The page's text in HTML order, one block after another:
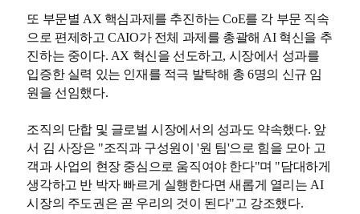
또 부문별 AX 핵심과제를 추진하는 CoE를 각 부문 직속
으로 편제하고 CAIO가 전체 과제를 총괄해 AI 혁신을 추
진하는 중이다. AX 혁신을 선도하고, 시장에서 성과를
입증한 실력 있는 인재를 적극 발탁해 총 6명의 신규 임
원을 선임했다.
조직의 단합 및 글로벌 시장에서의 성과도 약속했다. 앞
서 김 사장은 "조직과 구성원이 '원 팀'으로 힘을 모아 고
객과 사업의 현장 중심으로 움직여야 한다"며 "담대하게
생각하고 반 박자 빠르게 실행한다면 새롭게 열리는 AI
시장의 주도권은 곧 우리의 것이 된다"고 강조했다.